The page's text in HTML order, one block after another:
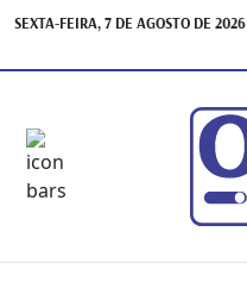
SEXTA-FEIRA, 7 DE AGOSTO DE 2026